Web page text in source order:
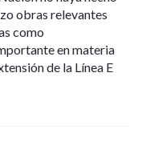
obras relevantes
como
en materia
de la Línea E